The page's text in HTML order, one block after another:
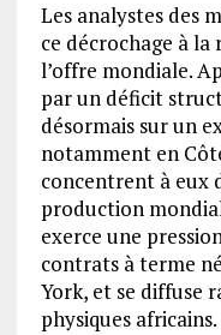
Les analystes des
ce décrochage à
l’offre mondiale.
par un déficit
désormais sur un
notamment en
concentrent à eux
production
exerce une
contrats à terme
York, et se diffuse
physiques africains.